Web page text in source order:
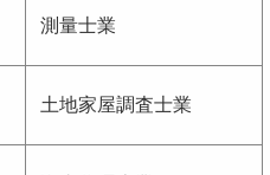
測量士業
土地家屋調査士業